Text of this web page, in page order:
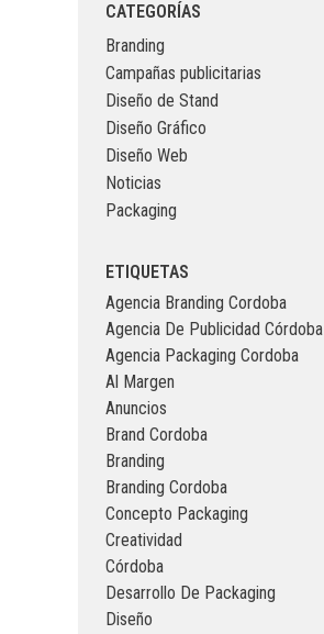
CATEGORÍAS
Branding
Campañas publicitarias
Diseño de Stand
Diseño Gráfico
Diseño Web
Noticias
Packaging
ETIQUETAS
Agencia Branding Cordoba
Agencia De Publicidad Córdoba
Agencia Packaging Cordoba
Al Margen
Anuncios
Brand Cordoba
Branding
Branding Cordoba
Concepto Packaging
Creatividad
Córdoba
Desarrollo De Packaging
Diseño